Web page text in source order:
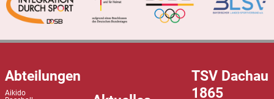
Abteilungen
Aikido
TSV Dachau
1865